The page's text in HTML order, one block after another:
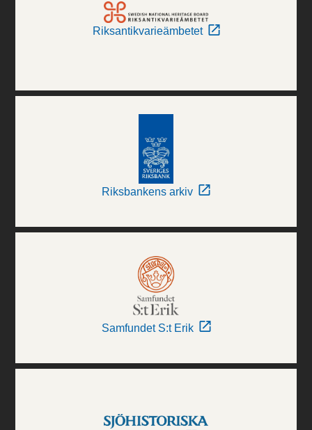
Riksantikvarieämbetet
Riksbankens arkiv
Samfundet S:t Erik